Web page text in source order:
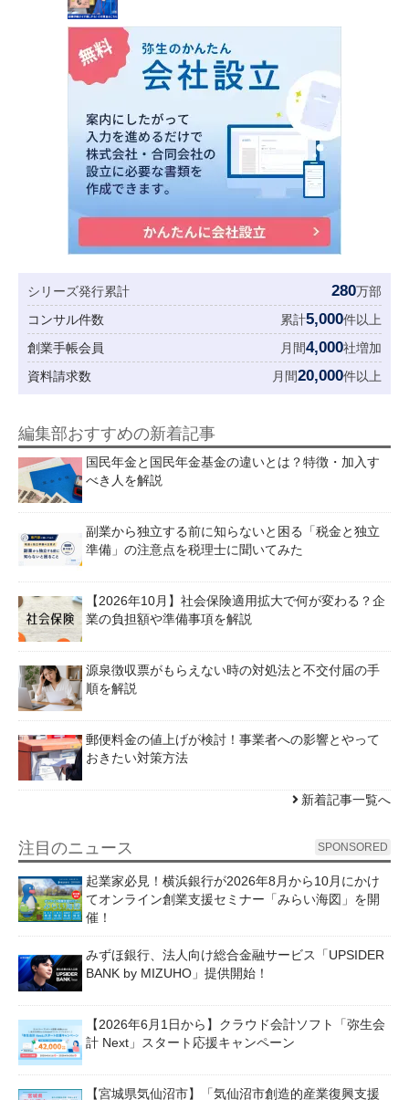
シリーズ発行累計 280万部
コンサル件数
累計5,000件以上
創業手帳会員
月間4,000社増加
資料請求数
月間20,000件以上
編集部おすすめの新着記事
国民年金と国民年金基金の違いとは？特徴・加入す
べき人を解説
副業から独立する前に知らないと困る「税金と独立
準備」の注意点を税理士に聞いてみた
【2026年10月】社会保険適用拡大で何が変わる？企
業の負担額や準備事項を解説
源泉徴収票がもらえない時の対処法と不交付届の手
順を解説
郵便料金の値上げが検討！事業者への影響とやって
おきたい対策方法
新着記事一覧へ
注目のニュース SPONSORED
起業家必見！横浜銀行が2026年8月から10月にかけ
てオンライン創業支援セミナー「みらい海図」を開
催！
みずほ銀行、法人向け総合金融サービス「UPSIDER
BANK by MIZUHO」提供開始！
【2026年6月1日から】クラウド会計ソフト「弥生会
計 Next」スタート応援キャンペーン
【宮城県気仙沼市】「気仙沼市創造的産業復興支援